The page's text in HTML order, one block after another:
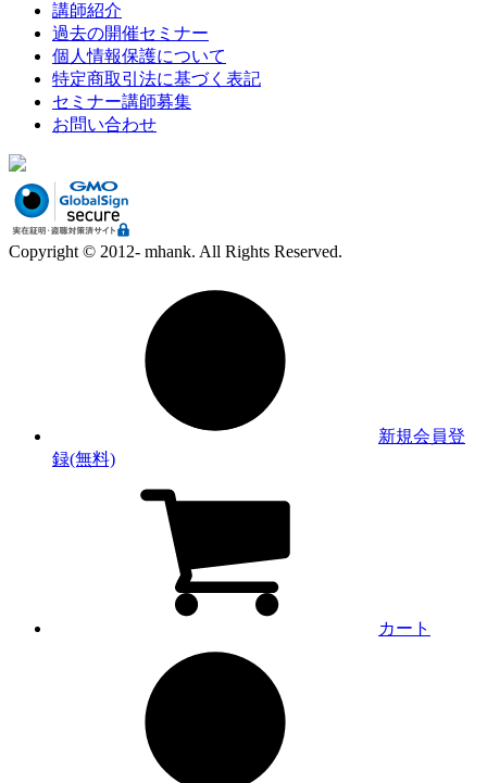
講師紹介
過去の開催セミナー
個人情報保護について
特定商取引法に基づく表記
セミナー講師募集
お問い合わせ
Copyright © 2012- mhank. All Rights Reserved.
新規会員登
録(無料)
カート